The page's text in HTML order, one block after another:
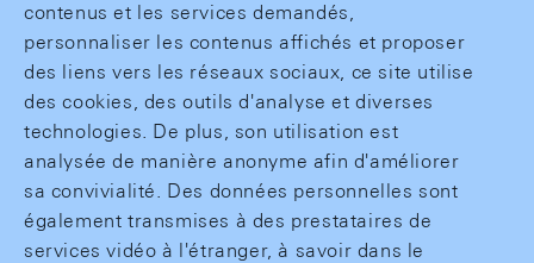
contenus et les services demandés,
personnaliser les contenus affichés et proposer
des liens vers les réseaux sociaux, ce site utilise
des cookies, des outils d'analyse et diverses
technologies. De plus, son utilisation est
analysée de manière anonyme afin d'améliorer
sa convivialité. Des données personnelles sont
également transmises à des prestataires de
services vidéo à l'étranger, à savoir dans le